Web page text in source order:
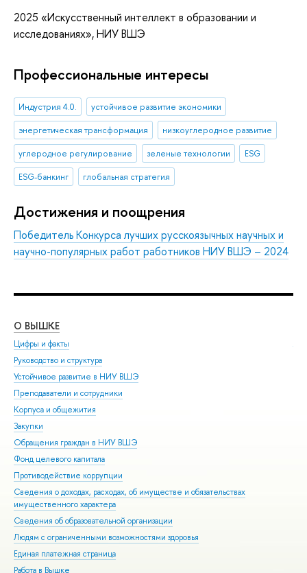
2025 «Искусственный интеллект в образовании и
исследованиях», НИУ ВШЭ
Профессиональные интересы
Индустрия 4.0.
устойчивое развитие экономики
энергетическая трансформация
низкоуглеродное развитие
углеродное регулирование
зеленые технологии
ESG
ESG-банкинг
глобальная стратегия
Достижения и поощрения
Победитель Конкурса лучших русскоязычных научных и
научно-популярных работ работников НИУ ВШЭ – 2024
О ВЫШКЕ
Цифры и факты
Руководство и структура
Устойчивое развитие в НИУ ВШЭ
Преподаватели и сотрудники
Корпуса и общежития
Закупки
Обращения граждан в НИУ ВШЭ
Фонд целевого капитала
Противодействие коррупции
Сведения о доходах, расходах, об имуществе и обязательствах
имущественного характера
Сведения об образовательной организации
Людям с ограниченными возможностями здоровья
Единая платежная страница
Работа в Вышке